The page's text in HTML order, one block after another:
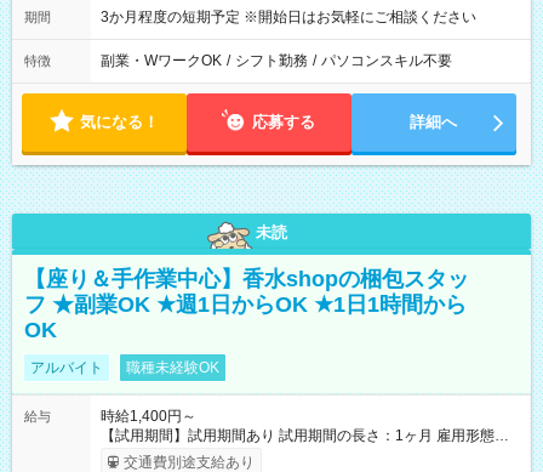
期間 3か月程度の短期予定 ※開始日はお気軽にご相談ください
特徴 副業・WワークOK / シフト勤務 / パソコンスキル不要
気になる！ 応募する 詳細へ
未読
【座り＆手作業中心】香水shopの梱包スタッ
フ ★副業OK ★週1日からOK ★1日1時間から
OK
アルバイト 職種未経験OK
給与
時給1,400円～
【試用期間】試用期間あり 試用期間の長さ：1ヶ月 雇用形態、
給与は本採用時と同じです。
交通費別途支給あり